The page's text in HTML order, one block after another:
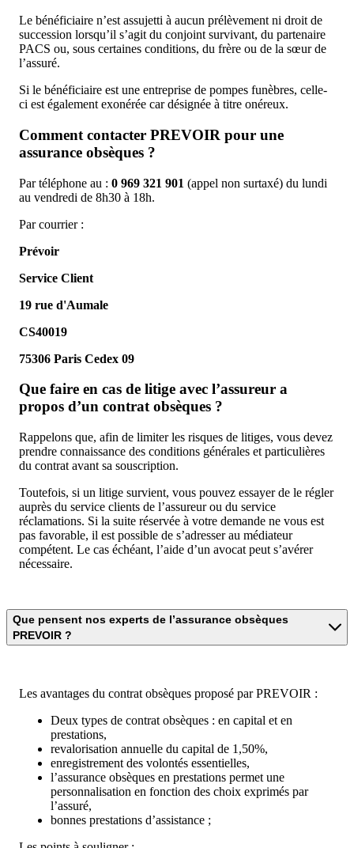
Le bénéficiaire n’est assujetti à aucun prélèvement ni droit de
succession lorsqu’il s’agit du conjoint survivant, du partenaire
PACS ou, sous certaines conditions, du frère ou de la sœur de
l’assuré.
Si le bénéficiaire est une entreprise de pompes funèbres, celle-
ci est également exonérée car désignée à titre onéreux.
Comment contacter PREVOIR pour une
assurance obsèques ?
Par téléphone au : 0 969 321 901 (appel non surtaxé) du lundi
au vendredi de 8h30 à 18h.
Par courrier :
Prévoir
Service Client
19 rue d'Aumale
CS40019
75306 Paris Cedex 09
Que faire en cas de litige avec l’assureur a
propos d’un contrat obsèques ?
Rappelons que, afin de limiter les risques de litiges, vous devez
prendre connaissance des conditions générales et particulières
du contrat avant sa souscription.
Toutefois, si un litige survient, vous pouvez essayer de le régler
auprès du service clients de l’assureur ou du service
réclamations. Si la suite réservée à votre demande ne vous est
pas favorable, il est possible de s’adresser au médiateur
compétent. Le cas échéant, l’aide d’un avocat peut s’avérer
nécessaire.
Que pensent nos experts de l’assurance obsèques
PREVOIR ?
Les avantages du contrat obsèques proposé par PREVOIR :
Deux types de contrat obsèques : en capital et en
prestations,
revalorisation annuelle du capital de 1,50%,
enregistrement des volontés essentielles,
l’assurance obsèques en prestations permet une
personnalisation en fonction des choix exprimés par
l’assuré,
bonnes prestations d’assistance ;